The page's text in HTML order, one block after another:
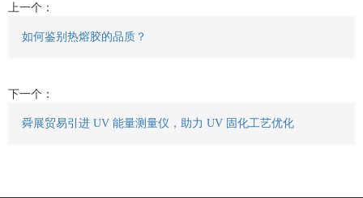
上一个：
如何鉴别热熔胶的品质？
下一个：
舜展贸易引进 UV 能量测量仪，助力 UV 固化工艺优化​